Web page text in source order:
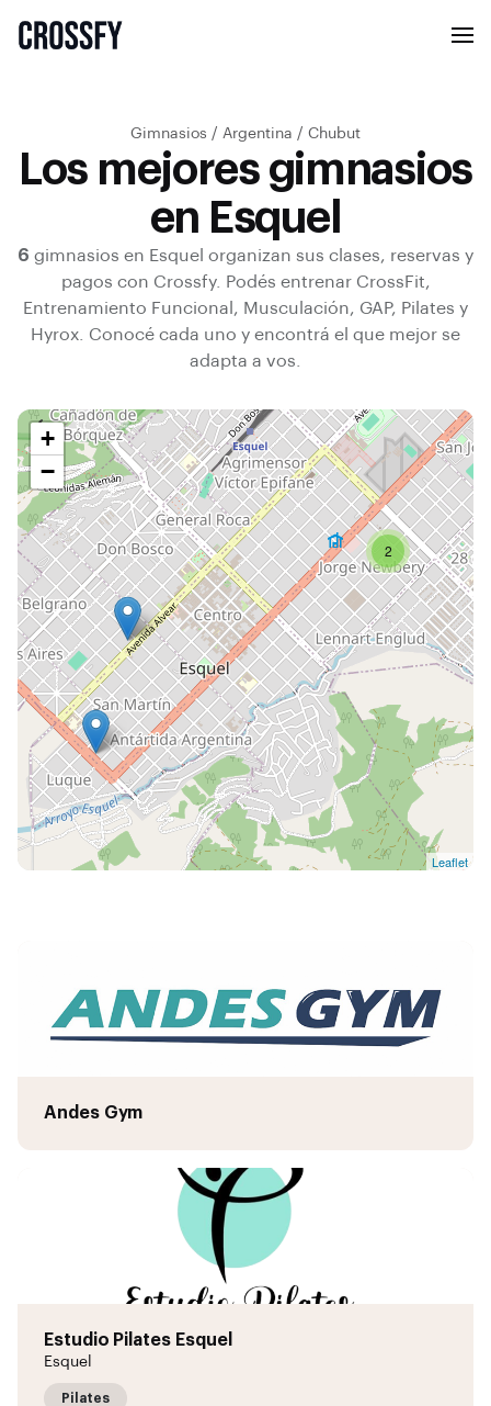
Gimnasios / Argentina / Chubut
Los mejores gimnasios
en Esquel
6 gimnasios en Esquel organizan sus clases, reservas y
pagos con Crossfy.
Podés entrenar CrossFit,
Entrenamiento Funcional, Musculación, GAP, Pilates y
Hyrox
Conocé cada uno y encontrá el que mejor se
adapta a vos.
2
+
−
Leaflet
Andes Gym
Estudio Pilates Esquel
Esquel
Pilates